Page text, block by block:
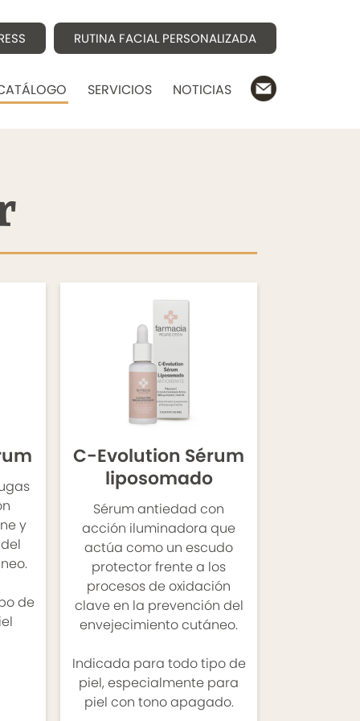
RUTINA FACIAL PERSONALIZADA
SERVICIOS NOTICIAS
y
de
C-Evolution Sérum
liposomado
Sérum antiedad con
acción iluminadora que
actúa como un escudo
protector frente a los
procesos de oxidación
clave en la prevención del
envejecimiento cutáneo.
Indicada para todo tipo de
piel, especialmente para
piel con tono apagado.